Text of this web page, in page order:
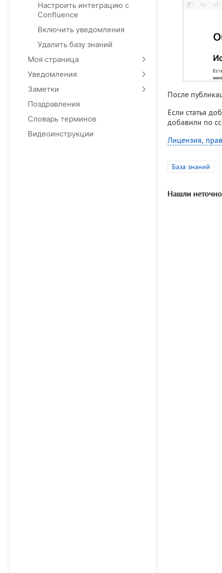
Настроить интеграцию с
Confluence
Включить уведомления
Удалить базу знаний
Моя страница
Уведомления
Заметки
Поздравления
Словарь терминов
Видеоинструкции
После
Если статья
добавили по
Лицензия,
База знаний
Нашли